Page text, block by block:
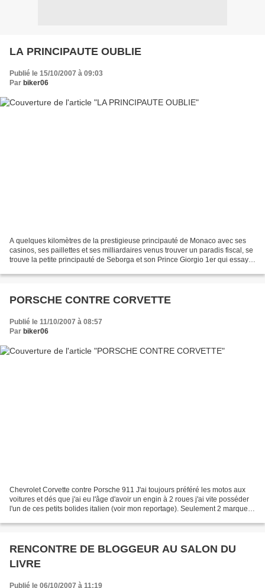
LA PRINCIPAUTE OUBLIE
Publié le 15/10/2007 à 09:03
Par biker06
A quelques kilomètres de la prestigieuse principauté de Monaco avec ses
casinos, ses paillettes et ses milliardaires venus trouver un paradis fiscal, se
trouve la petite principauté de Seborga et son Prince Giorgio 1er qui essaye
PORSCHE CONTRE CORVETTE
Publié le 11/10/2007 à 08:57
Par biker06
Chevrolet Corvette contre Porsche 911 J'ai toujours préféré les motos aux
voitures et dés que j'ai eu l'âge d'avoir un engin à 2 roues j'ai vite posséder
l'un de ces petits bolides italien (voir mon reportage). Seulement 2 marques
RENCONTRE DE BLOGGEUR AU SALON DU
LIVRE
Publié le 06/10/2007 à 11:19